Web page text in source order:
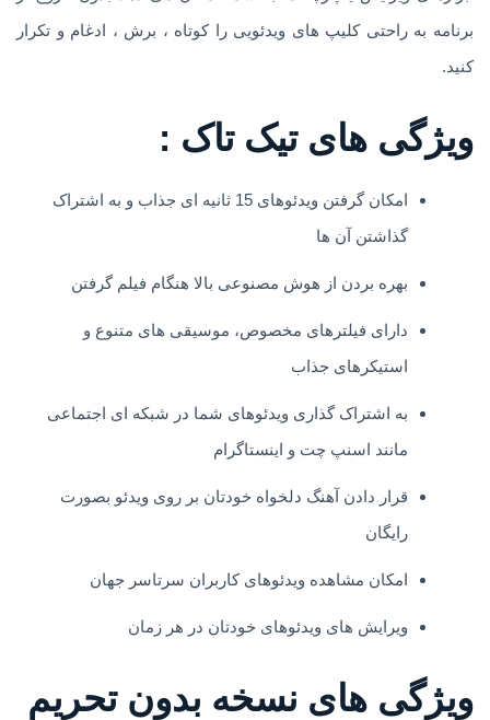
برنامه به راحتی کلیپ های ویدئویی را کوتاه ، برش ، ادغام و تکرار
کنید.
ویژگی های تیک تاک :
امکان گرفتن ویدئوهای 15 ثانیه ای جذاب و به اشتراک
گذاشتن آن ها
بهره بردن از هوش مصنوعی بالا هنگام فیلم گرفتن
دارای فیلترهای مخصوص، موسیقی های متنوع و
استیکرهای جذاب
به اشتراک گذاری ویدئوهای شما در شبکه ای اجتماعی
مانند اسنپ چت و اینستاگرام
قرار دادن آهنگ دلخواه خودتان بر روی ویدئو بصورت
رایگان
امکان مشاهده ویدئوهای کاربران سرتاسر جهان
ویرایش های ویدئوهای خودتان در هر زمان
ويژگی های نسخه بدون تحریم